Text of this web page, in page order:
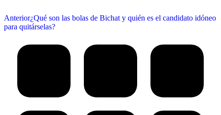
AnteriorPublicación
anterior:
¿Qué son las bolas de Bichat y quién es el candidato idóneo
para quitárselas?